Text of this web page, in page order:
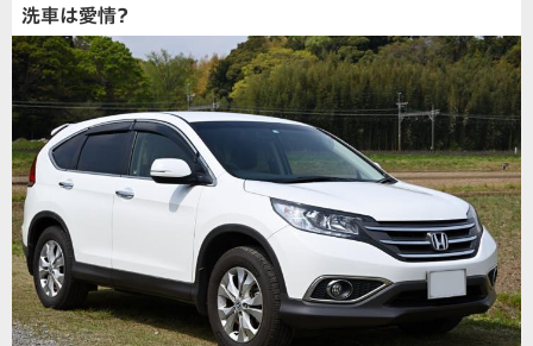
洗車は愛情？